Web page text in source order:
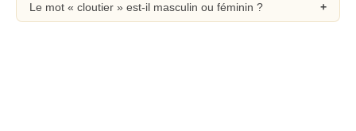
Le mot « cloutier » est-il masculin ou féminin ?